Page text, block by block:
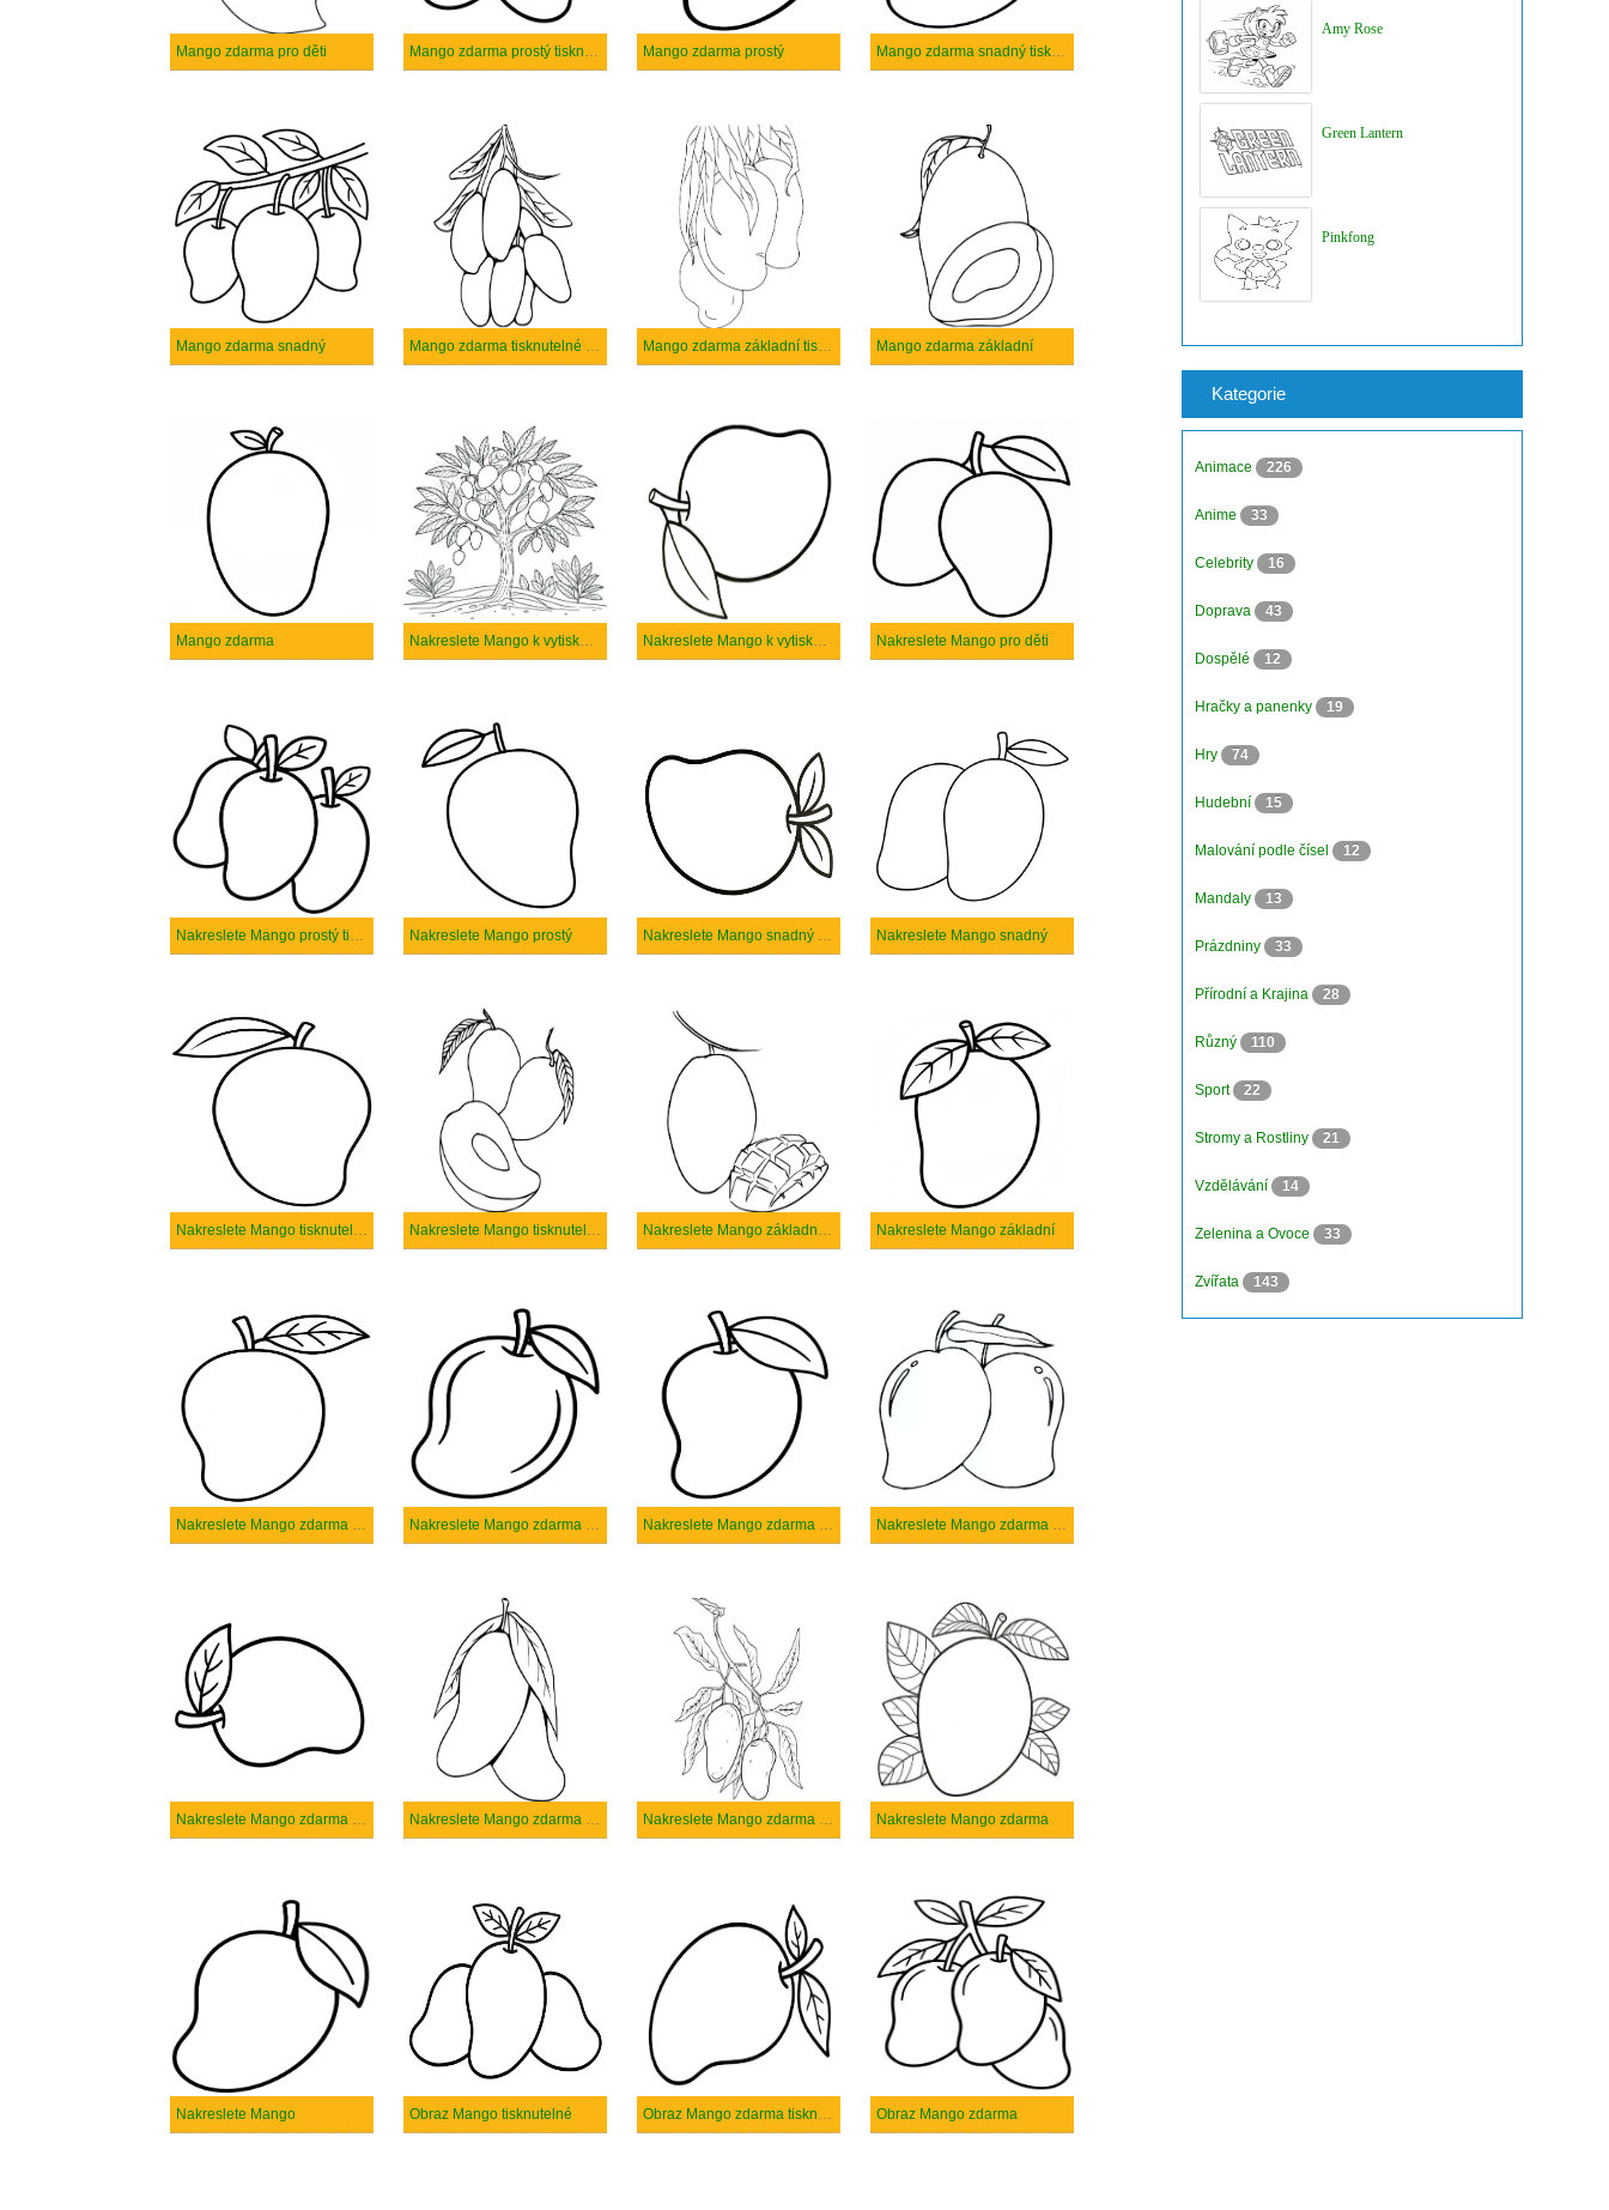
Mango zdarma pro děti Mango zdarma prostý tisknutelné Mango zdarma prostý Mango zdarma snadný tisknutelné
Mango zdarma snadný Mango zdarma tisknutelné pro děti Mango zdarma základní tisknutelné Mango zdarma základní
Mango zdarma Nakreslete Mango k vytisknutí zdarma Nakreslete Mango k vytisknutí Nakreslete Mango pro děti
Nakreslete Mango prostý tisknutelné Nakreslete Mango prostý Nakreslete Mango snadný tisknutelné Nakreslete Mango snadný
Nakreslete Mango tisknutelné pro děti Nakreslete Mango tisknutelné Nakreslete Mango základní tisknutelné Nakreslete Mango základní
Nakreslete Mango zdarma pro děti Nakreslete Mango zdarma prostý tisknutelné Nakreslete Mango zdarma prostý Nakreslete Mango zdarma snadný tisknutelné
Nakreslete Mango zdarma snadný Nakreslete Mango zdarma základní tisknutelné Nakreslete Mango zdarma základní Nakreslete Mango zdarma
Nakreslete Mango Obraz Mango tisknutelné Obraz Mango zdarma tisknutelné Obraz Mango zdarma
Amy Rose
Green Lantern
Pinkfong
Kategorie
Animace 226
Anime 33
Celebrity 16
Doprava 43
Dospělé 12
Hračky a panenky 19
Hry 74
Hudební 15
Malování podle čísel 12
Mandaly 13
Prázdniny 33
Přírodní a Krajina 28
Různý 110
Sport 22
Stromy a Rostliny 21
Vzdělávání 14
Zelenina a Ovoce 33
Zvířata 143